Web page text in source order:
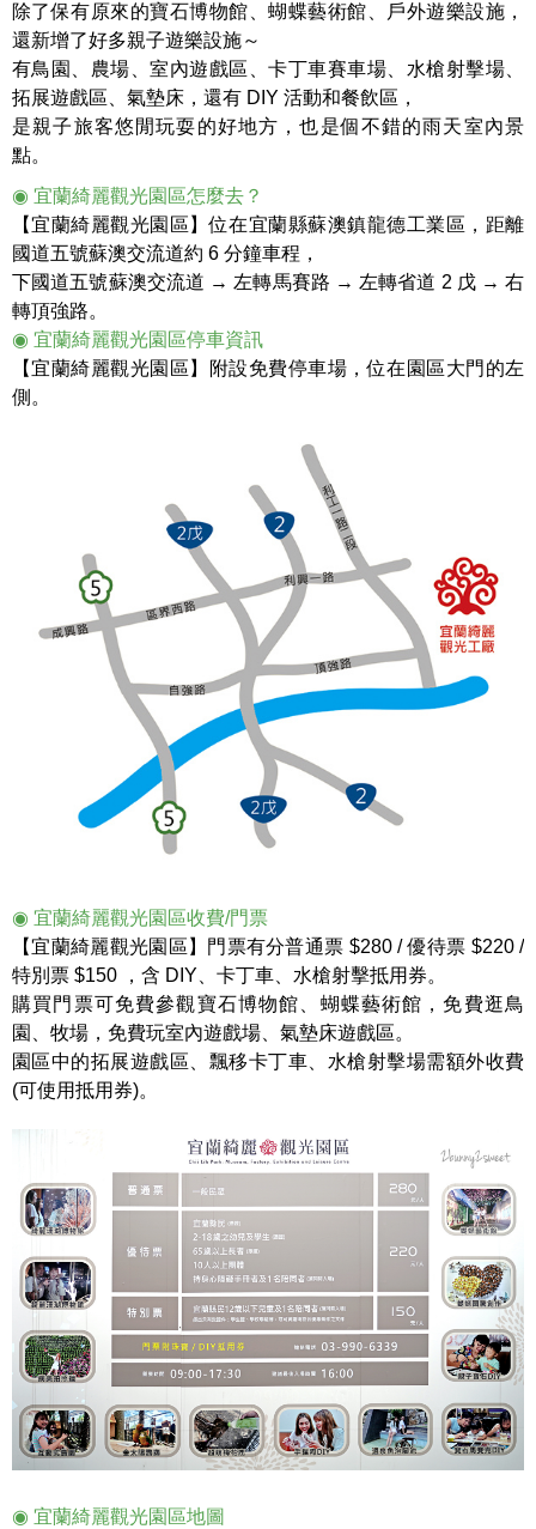
除了保有原來的寶石博物館、蝴蝶藝術館、戶外遊樂設施，
還新增了好多親子遊樂設施～
有鳥園、農場、室內遊戲區、卡丁車賽車場、水槍射擊場、
拓展遊戲區、氣墊床，還有 DIY 活動和餐飲區，
是親子旅客悠閒玩耍的好地方，也是個不錯的雨天室內景
點。
◉ 宜蘭綺麗觀光園區怎麼去？
【宜蘭綺麗觀光園區】位在宜蘭縣蘇澳鎮龍德工業區，距離
國道五號蘇澳交流道約 6 分鐘車程，
下國道五號蘇澳交流道 → 左轉馬賽路 → 左轉省道 2 戊 → 右
轉頂強路。
◉ 宜蘭綺麗觀光園區停車資訊
【宜蘭綺麗觀光園區】附設免費停車場，位在園區大門的左
側。
◉ 宜蘭綺麗觀光園區收費/門票
【宜蘭綺麗觀光園區】門票有分普通票 $280 / 優待票 $220 /
特別票 $150 ，含 DIY、卡丁車、水槍射擊抵用券。
購買門票可免費參觀寶石博物館、蝴蝶藝術館，免費逛鳥
園、牧場，免費玩室內遊戲場、氣墊床遊戲區。
園區中的拓展遊戲區、飄移卡丁車、水槍射擊場需額外收費
(可使用抵用券)。
◉ 宜蘭綺麗觀光園區地圖